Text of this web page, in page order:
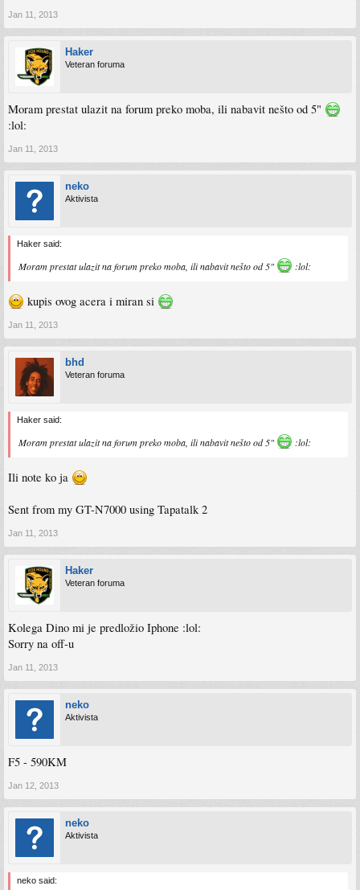
Jan 11, 2013
Haker
Veteran foruma
Moram prestat ulazit na forum preko moba, ili nabavit nešto od 5"
:lol:
Jan 11, 2013
neko
Aktivista
Haker said:
Moram prestat ulazit na forum preko moba, ili nabavit nešto od 5" :lol:
kupis ovog acera i miran si
Jan 11, 2013
bhd
Veteran foruma
Haker said:
Moram prestat ulazit na forum preko moba, ili nabavit nešto od 5" :lol:
Ili note ko ja
Sent from my GT-N7000 using Tapatalk 2
Jan 11, 2013
Haker
Veteran foruma
Kolega Dino mi je predložio Iphone :lol:
Sorry na off-u
Jan 11, 2013
neko
Aktivista
F5 - 590KM
Jan 12, 2013
neko
Aktivista
neko said: